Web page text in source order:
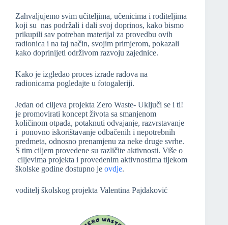
Zahvaljujemo svim učiteljima, učenicima i roditeljima
koji su nas podržali i dali svoj doprinos, kako bismo
prikupili sav potreban materijal za provedbu ovih
radionica i na taj način, svojim primjerom, pokazali
kako doprinijeti održivom razvoju zajednice.
Kako je izgledao proces izrade radova na
radionicama pogledajte u fotogaleriji.
Jedan od ciljeva projekta Zero Waste- Uključi se i ti!
je promovirati koncept života sa smanjenom
količinom otpada, potaknuti odvajanje, razvrstavanje
i ponovno iskorištavanje odbačenih i nepotrebnih
predmeta, odnosno prenamjenu za neke druge svrhe.
S tim ciljem provedene su različite aktivnosti. Više o
ciljevima projekta i provedenim aktivnostima tijekom
školske godine dostupno je ovdje.
voditelj školskog projekta Valentina Pajdaković